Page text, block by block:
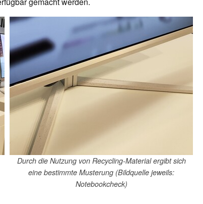
Durch die Nutzung von Recycling-Material ergibt sich
eine bestimmte Musterung (Bildquelle jeweils:
Notebookcheck)